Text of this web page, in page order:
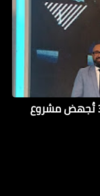
د. نادر الصيرفي وبيتر النجار: لائحة 38 تُجهض مشروع